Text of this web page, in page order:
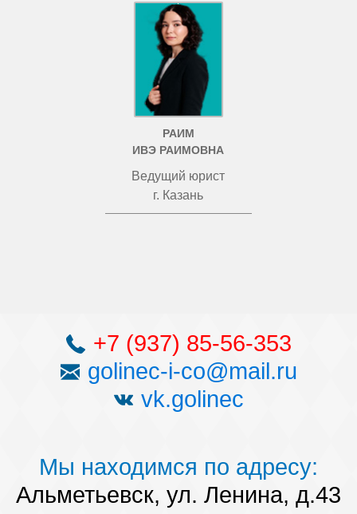
РАИМ
ИВЭ РАИМОВНА
Ведущий юрист
г. Казань
+7 (937) 85-56-353
golinec-i-co@mail.ru
vk.golinec
Мы находимся по адресу:
Альметьевск, ул. Ленина, д.43